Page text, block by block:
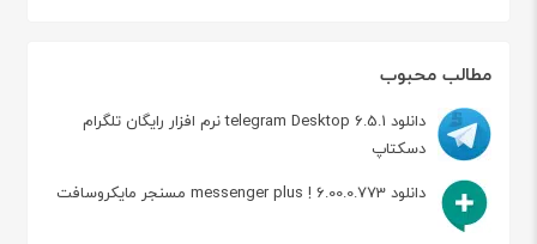
مطالب محبوب
دانلود telegram Desktop 6.5.1 نرم افزار رایگان تلگرام
دسکتاپ
دانلود messenger plus ! 6.00.0.773 مسنجر مایکروسافت